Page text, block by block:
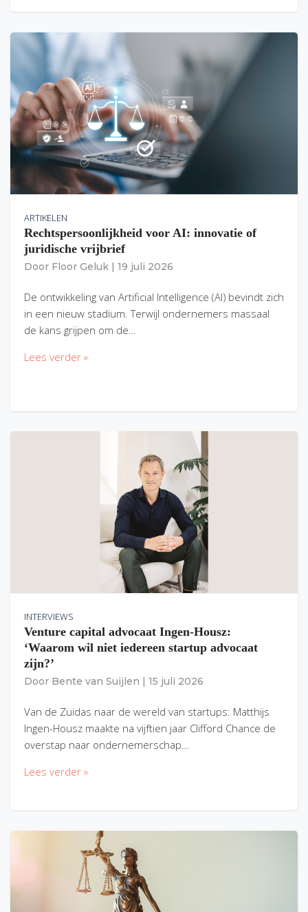
ARTIKELEN
Rechtspersoonlijkheid voor AI: innovatie of
juridische vrijbrief
Door Floor Geluk 19 juli 2026
De ontwikkeling van Artificial Intelligence (AI) bevindt zich
in een nieuw stadium. Terwijl ondernemers massaal
de kans grijpen om de…
Lees verder »
INTERVIEWS
Venture capital advocaat Ingen-Housz:
‘Waarom wil niet iedereen startup advocaat
zijn?’
Door Bente van Suijlen 15 juli 2026
Van de Zuidas naar de wereld van startups: Matthijs
Ingen-Housz maakte na vijftien jaar Clifford Chance de
overstap naar ondernemerschap…
Lees verder »